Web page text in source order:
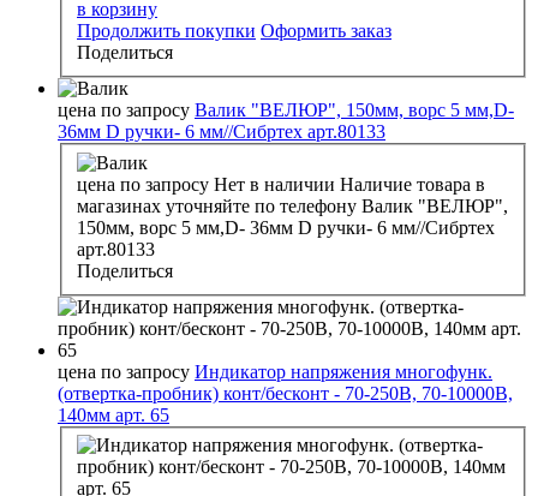
в корзину
Продолжить покупки Оформить заказ
Поделиться
цена по запросу Валик "ВЕЛЮР", 150мм, ворс 5 мм,D-
36мм D ручки- 6 мм//Сибртех арт.80133
цена по запросу Нет в наличии Наличие товара в
магазинах уточняйте по телефону Валик "ВЕЛЮР",
150мм, ворс 5 мм,D- 36мм D ручки- 6 мм//Сибртех
арт.80133
Поделиться
цена по запросу Индикатор напряжения многофунк.
(отвертка-пробник) конт/бесконт - 70-250В, 70-10000В,
140мм арт. 65